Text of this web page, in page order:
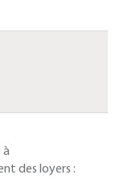
à
des loyers :